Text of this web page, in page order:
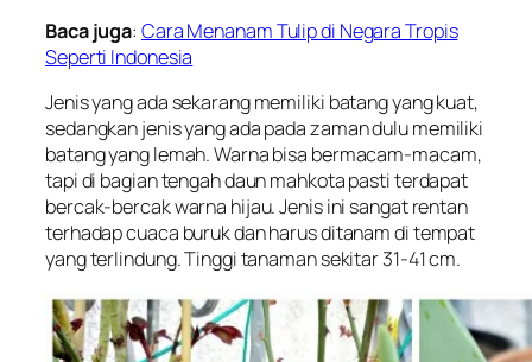
Baca juga: Cara Menanam Tulip di Negara Tropis
Seperti Indonesia
Jenis yang ada sekarang memiliki batang yang kuat,
sedangkan jenis yang ada pada zaman dulu memiliki
batang yang lemah. Warna bisa bermacam-macam,
tapi di bagian tengah daun mahkota pasti terdapat
bercak-bercak warna hijau. Jenis ini sangat rentan
terhadap cuaca buruk dan harus ditanam di tempat
yang terlindung. Tinggi tanaman sekitar 31-41 cm.